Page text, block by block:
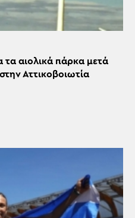
τα αιολικά πάρκα μετά
Αττικοβοιωτία